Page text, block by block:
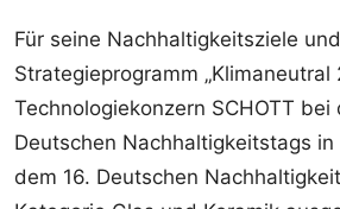
Für seine Nachhaltigkeitsziele
Strategieprogramm „Klimaneutral
Technologiekonzern SCHOTT bei
Deutschen Nachhaltigkeitstags
dem 16. Deutschen